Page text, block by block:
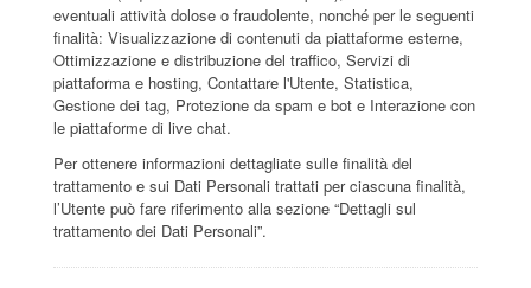
eventuali attività dolose o fraudolente, nonché per le seguenti
finalità: Visualizzazione di contenuti da piattaforme esterne,
Ottimizzazione e distribuzione del traffico, Servizi di
piattaforma e hosting, Contattare l'Utente, Statistica,
Gestione dei tag, Protezione da spam e bot e Interazione con
le piattaforme di live chat.
Per ottenere informazioni dettagliate sulle finalità del
trattamento e sui Dati Personali trattati per ciascuna finalità,
l’Utente può fare riferimento alla sezione “Dettagli sul
trattamento dei Dati Personali”.